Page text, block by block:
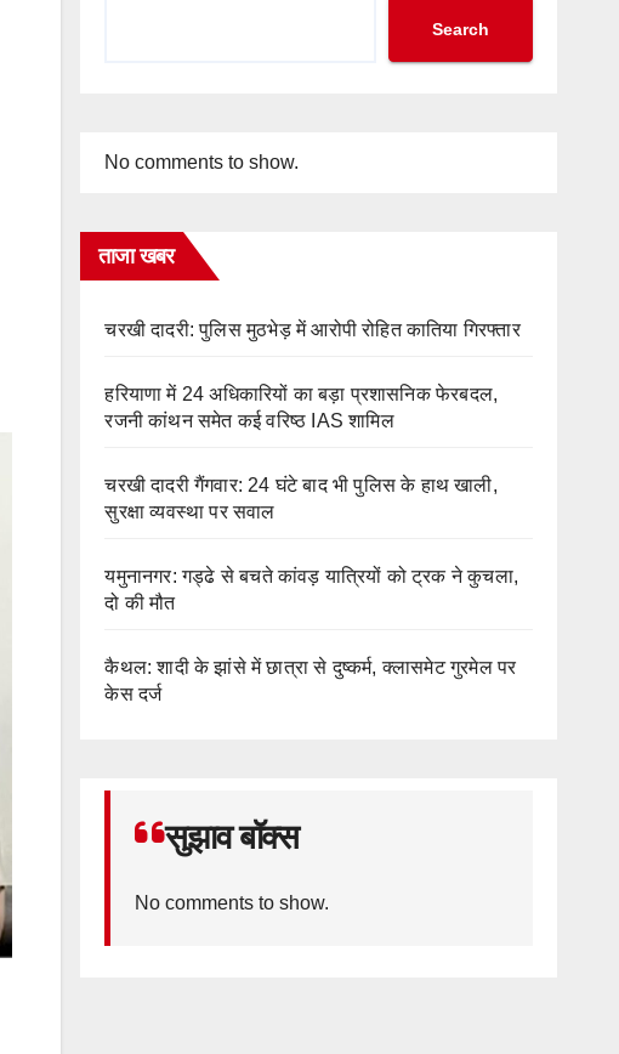
Search
No comments to show.
ताजा खबर
चरखी दादरी: पुलिस मुठभेड़ में आरोपी रोहित कातिया गिरफ्तार
हरियाणा में 24 अधिकारियों का बड़ा प्रशासनिक फेरबदल,
रजनी कांथन समेत कई वरिष्ठ IAS शामिल
चरखी दादरी गैंगवार: 24 घंटे बाद भी पुलिस के हाथ खाली,
सुरक्षा व्यवस्था पर सवाल
यमुनानगर: गड्ढे से बचते कांवड़ यात्रियों को ट्रक ने कुचला,
दो की मौत
कैथल: शादी के झांसे में छात्रा से दुष्कर्म, क्लासमेट गुरमेल पर
केस दर्ज
सुझाव बॉक्स
No comments to show.